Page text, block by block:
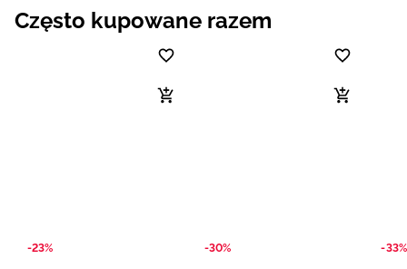
Często kupowane razem
-23% -30% -33%